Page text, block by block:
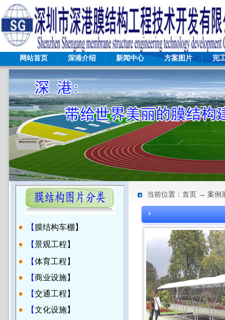
网站首页 深港介绍 新闻中心 方案图片 完
【 膜结构车棚】
【景观工程】
【体育工程】
【商业设施】
【交通工程】
【文化设施】
当前位置：首页 → 案例